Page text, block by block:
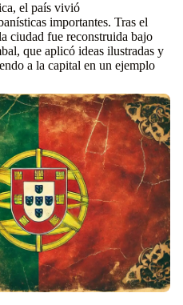
el país vivió
importantes. Tras el
ciudad fue reconstruida bajo
que aplicó ideas ilustradas y
a la capital en un ejemplo